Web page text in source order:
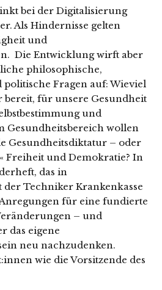
bei der Digitalisierung
Als Hindernisse gelten
und
Die Entwicklung wirft aber
philosophische,
politische Fragen auf: Wieviel
bereit, für unsere Gesundheit
und
wollen
Gesundheitsdiktatur – oder
Freiheit und Demokratie? In
das in
Techniker Krankenkasse
für eine fundierte
– und
das eigene
neu nachzudenken.
wie die Vorsitzende des